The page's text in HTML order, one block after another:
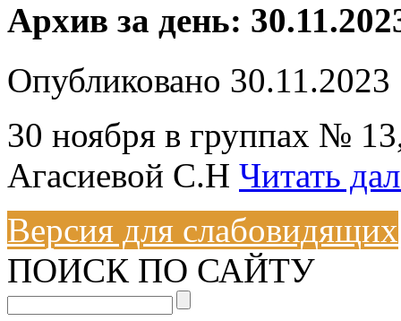
Архив за день:
Опубликовано 30.11.2023
30 ноября в группах №
Агасиевой С.Н Читать
Версия для слабовидящих
ПОИСК ПО САЙТУ